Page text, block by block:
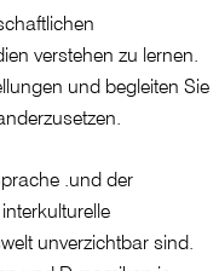
verstehen zu lernen.
und begleiten Sie
.und der
unverzichtbar sind.